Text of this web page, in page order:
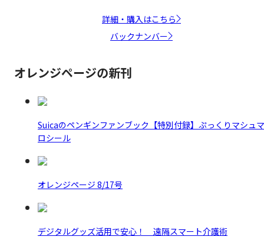
詳細・購入はこちら
バックナンバー
オレンジページの新刊
Suicaのペンギンファンブック【特別付録】ぷっくりマシュマ
ロシール
オレンジページ 8/17号
デジタルグッズ活用で安心！ 遠隔スマート介護術